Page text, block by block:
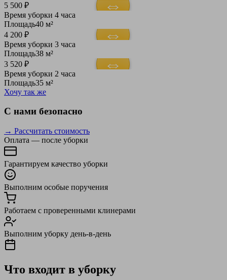
5 500 ₽
Время уборки 4 часа
Площадь40 м²
4 200 ₽
Время уборки 3 часа
Площадь38 м²
3 520 ₽
Время уборки 2 часа
Площадь35 м²
Хочу так же
С нами безопасно
→ Рассчитать стоимость
Оплата — после уборки
Гарантируем качество уборки
Выполним особые поручения
Работаем с проверенными клинерами
Выполним уборку день-в-день
Что входит в уборку